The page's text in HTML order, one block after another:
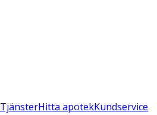
TjänsterHitta apotekKundservice